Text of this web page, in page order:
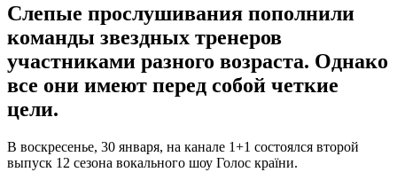
Слепые прослушивания пополнили
команды звездных тренеров
участниками разного возраста. Однако
все они имеют перед собой четкие
цели.
В воскресенье, 30 января, на канале 1+1 состоялся второй
выпуск 12 сезона вокального шоу Голос країни.